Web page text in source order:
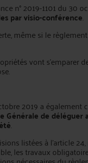
n° 2019-1101 du 30
par visio-conférence.
même si le
vont s’emparer
2019 a
Générale de
.
listées à l’article
les travaux